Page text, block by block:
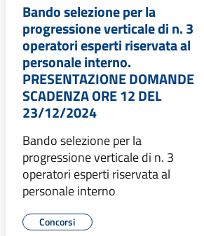
Bando selezione per la
progressione verticale di n. 3
operatori esperti riservata al
personale interno.
PRESENTAZIONE DOMANDE
SCADENZA ORE 12 DEL
23/12/2024
Bando selezione per la
progressione verticale di n. 3
operatori esperti riservata al
personale interno
Concorsi